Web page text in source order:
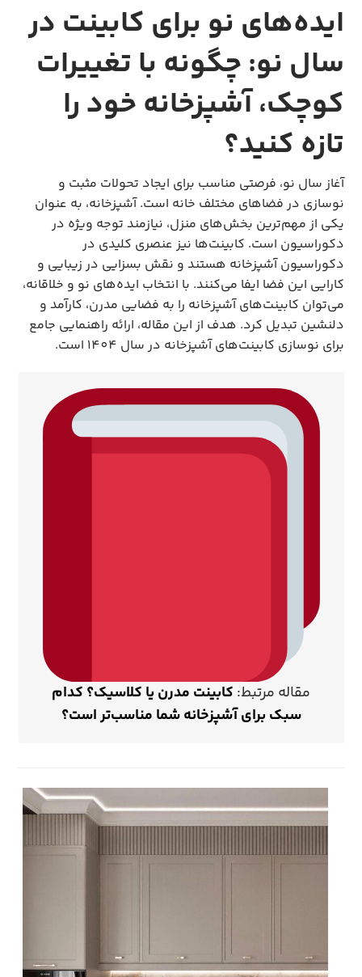
ایده‌های نو برای کابینت در
سال نو: چگونه با تغییرات
کوچک، آشپزخانه خود را
تازه کنید؟
آغاز سال نو، فرصتی مناسب برای ایجاد تحولات مثبت و
نوسازی در فضاهای مختلف خانه است. آشپزخانه، به عنوان
یکی از مهم‌ترین بخش‌های منزل، نیازمند توجه ویژه در
دکوراسیون است. کابینت‌ها نیز عنصری کلیدی در
دکوراسیون آشپزخانه هستند و نقش بسزایی در زیبایی و
کارایی این فضا ایفا می‌کنند. با انتخاب ایده‌های نو و خلاقانه،
می‌توان کابینت‌های آشپزخانه را به فضایی مدرن، کارآمد و
دلنشین تبدیل کرد. هدف از این مقاله، ارائه راهنمایی جامع
برای نوسازی کابینت‌های آشپزخانه در سال 1404 است.
مقاله مرتبط: کابینت مدرن یا کلاسیک؟ کدام
سبک برای آشپزخانه شما مناسب‌تر است؟